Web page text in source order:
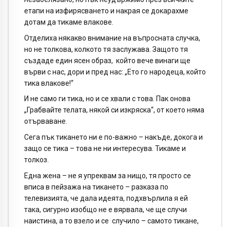
етапи на изфирясването и накрая се докарахме
дотам да тикаме влакове.
Отделиха някакво внимание на въпросната случка,
но не толкова, колкото тя заслужава. Защото тя
създаде един ясен образ, който вече винаги ще
върви с нас, дори и пред нас: „Ето го народеца, който
тика влакове!“
И не само ги тика, но и се хвали с това. Пак онова
„Грабвайте телата, някой си изкряска“, от което няма
отърваване.
Сега пък тикането ни е по-важно – накъде, докога и
защо се тика – това не ни интересува. Тикаме и
толкоз.
Една жена – не я упреквам за нищо, тя просто се
вписа в пейзажа на тикането – разказа по
телевизията, че дала идеята, подхвърлила я ей
така, сигурно изобщо не е вярвала, че ще случи
наистина, а то взело и се случило – самото тикане,